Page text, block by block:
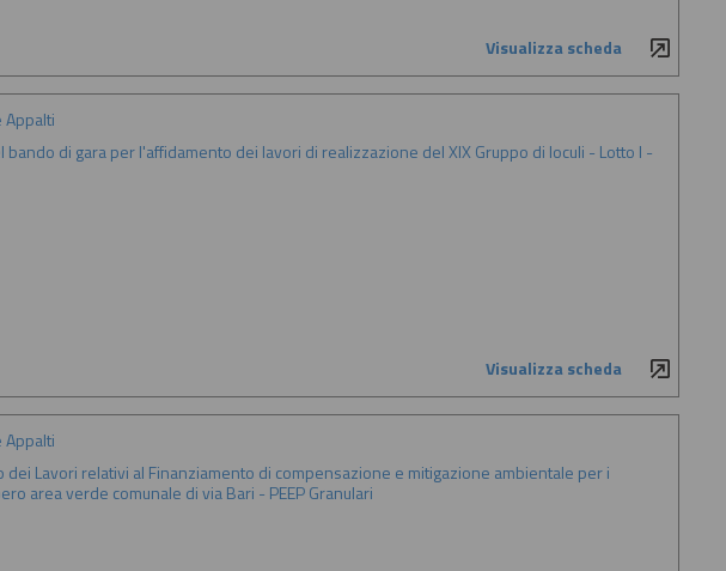
Visualizza scheda
Appalti
di gara per l'affidamento dei lavori di realizzazione del XIX Gruppo di loculi - Lotto I -
Visualizza scheda
Appalti
Lavori relativi al Finanziamento di compensazione e mitigazione ambientale per i
area verde comunale di via Bari - PEEP Granulari